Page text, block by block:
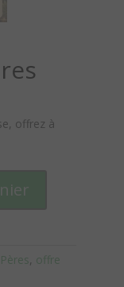
offrez à
, offre